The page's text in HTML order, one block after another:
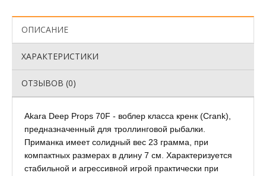
ОПИСАНИЕ
ХАРАКТЕРИСТИКИ
ОТЗЫВОВ (0)
Akara Deep Props 70F - воблер класса кренк (Crank),
предназначенный для троллинговой рыбалки.
Приманка имеет солидный вес 23 грамма, при
компактных размерах в длину 7 см. Характеризуется
стабильной и агрессивной игрой практически при